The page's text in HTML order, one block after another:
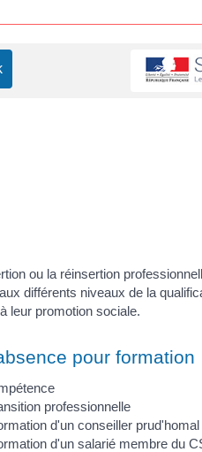
ou la réinsertion
différents niveaux de la
leur promotion sociale.
pour formation
professionnelle
d'un conseiller prud'homal
d'un salarié membre du